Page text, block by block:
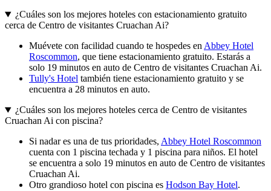
¿Cuáles son los mejores hoteles con estacionamiento gratuito
cerca de Centro de visitantes Cruachan Ai?
Muévete con facilidad cuando te hospedes en Abbey Hotel
Roscommon, que tiene estacionamiento gratuito. Estarás a
solo 19 minutos en auto de Centro de visitantes Cruachan Ai.
Tully's Hotel también tiene estacionamiento gratuito y se
encuentra a 28 minutos en auto.
¿Cuáles son los mejores hoteles cerca de Centro de visitantes
Cruachan Ai con piscina?
Si nadar es una de tus prioridades, Abbey Hotel Roscommon
cuenta con 1 piscina techada y 1 piscina para niños. El hotel
se encuentra a solo 19 minutos en auto de Centro de visitantes
Cruachan Ai.
Otro grandioso hotel con piscina es Hodson Bay Hotel.